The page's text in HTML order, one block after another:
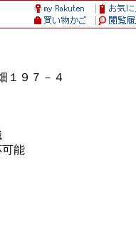
１９７－４
能